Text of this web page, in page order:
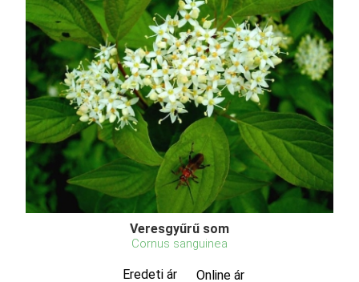
Veresgyűrű som
Cornus sanguinea
Eredeti ár
Online ár